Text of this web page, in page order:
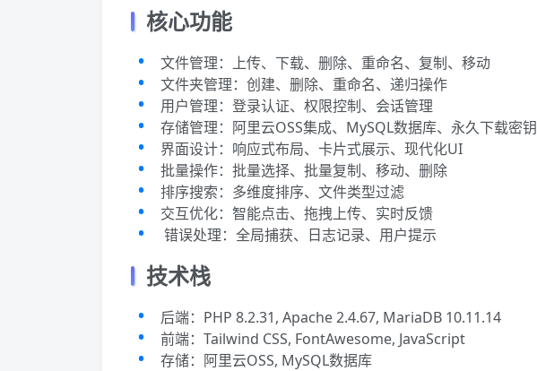
核心功能
文件管理：上传、下载、删除、重命名、复制、移动
文件夹管理：创建、删除、重命名、递归操作
用户管理：登录认证、权限控制、会话管理
存储管理：阿里云OSS集成、MySQL数据库、永久下载密钥
界面设计：响应式布局、卡片式展示、现代化UI
批量操作：批量选择、批量复制、移动、删除
排序搜索：多维度排序、文件类型过滤
交互优化：智能点击、拖拽上传、实时反馈
️ 错误处理：全局捕获、日志记录、用户提示
技术栈
后端：PHP 8.2.31, Apache 2.4.67, MariaDB 10.11.14
前端：Tailwind CSS, FontAwesome, JavaScript
存储：阿里云OSS, MySQL数据库